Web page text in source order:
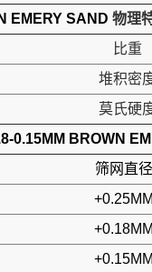
EMERY SAND 物理
比重
堆积密
莫氏硬
0.15MM BROWN
筛网直径
+0.25MM
+0.18MM
+0.15MM